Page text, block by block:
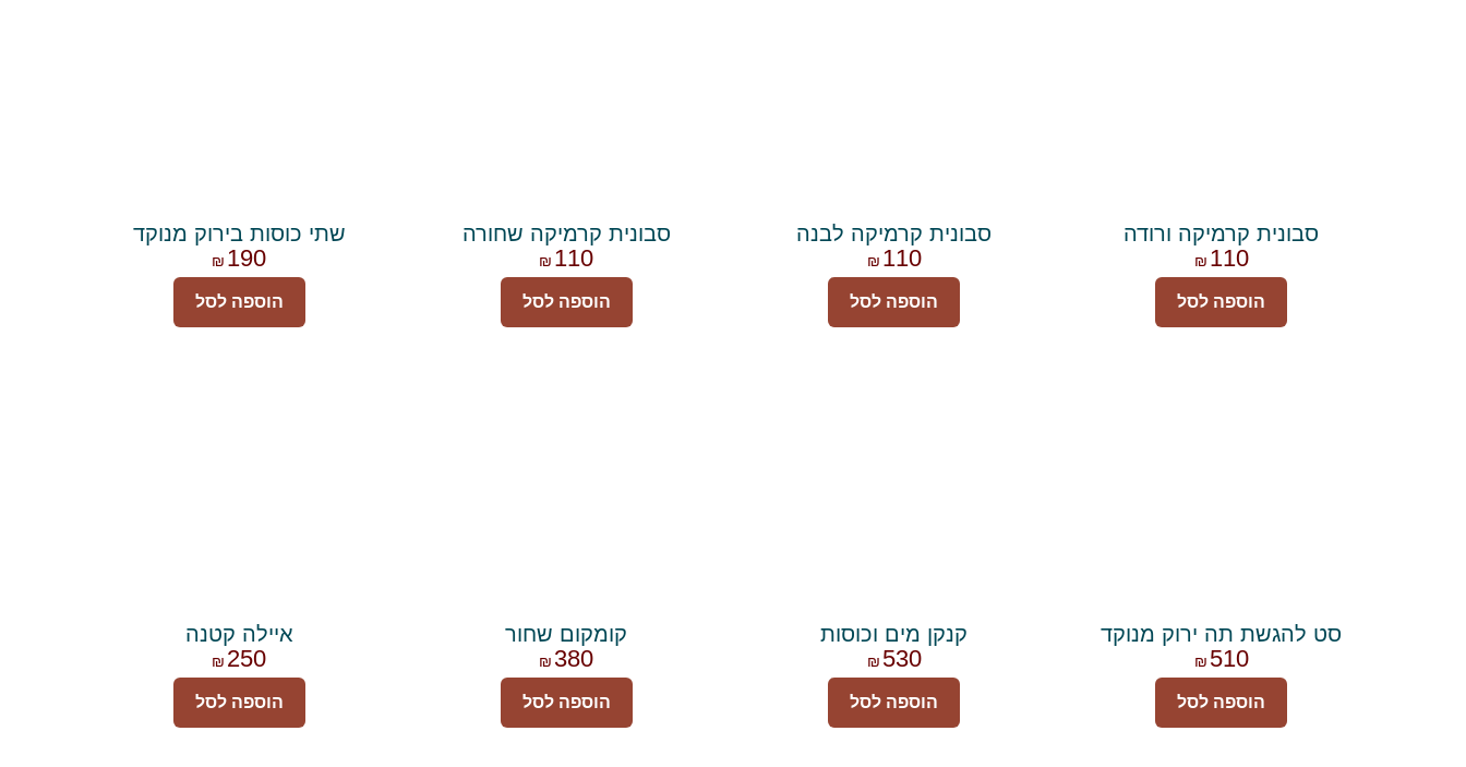
סבונית קרמיקה ורודה
₪ 110
הוספה לסל
סבונית קרמיקה לבנה
₪ 110
הוספה לסל
סבונית קרמיקה שחורה
₪ 110
הוספה לסל
שתי כוסות בירוק מנוקד
₪ 190
הוספה לסל
סט להגשת תה ירוק מנוקד
₪ 510
הוספה לסל
קנקן מים וכוסות
₪ 530
הוספה לסל
קומקום שחור
₪ 380
הוספה לסל
איילה קטנה
₪ 250
הוספה לסל